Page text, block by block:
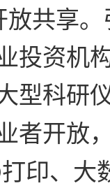
放共享
投资机
型科研
者开放
打印、大